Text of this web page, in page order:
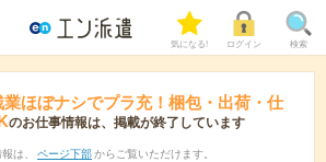
気になる! ログイン 検索
業ほぼナシでプラ充！梱包・出荷・仕
のお仕事情報は、掲載が終了しています
は、 ページ下部 からご覧いただけます。